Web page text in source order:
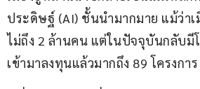
ประดิษฐ์ (AI) ชั้นนำมากมาย แม้ว่า
ไม่ถึง 2 ล้านคน แต่ในปัจจุบันกลับมี
เข้ามาลงทุนแล้วมากถึง 89 โครงการ